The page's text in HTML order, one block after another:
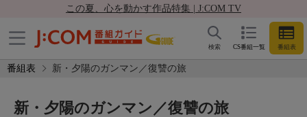
この夏、心を動かす作品特集 | J:COM TV
CS番組一覧 番組表
検索
番組表 新・夕陽のガンマン／復讐の旅
新・夕陽のガンマン／復讐の旅